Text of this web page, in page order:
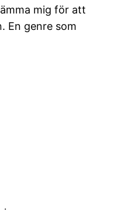
mig för att
En genre som